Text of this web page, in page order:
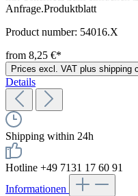
Anfrage.Produktblatt
Product number: 54016.X
from 8,25 €*
Prices excl. VAT plus shipping
Details
Shipping within 24h
Hotline +49 7131 17 60 91
Informationen